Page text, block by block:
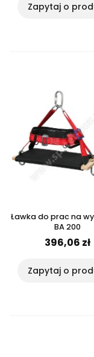
Zapytaj o
Ławka do prac na
BA 200
396,06 zł
Zapytaj o